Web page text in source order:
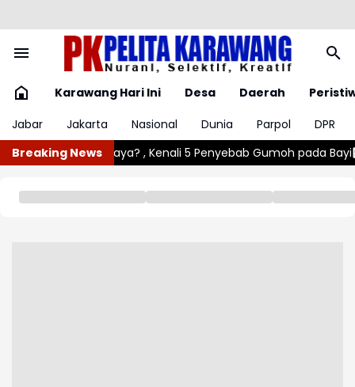
Karawang Hari Ini Desa Daerah
Jabar
Jakarta Nasional Dunia Parpol
DPR
Breaking NewsGumoh pada Bayi Angin Kencang Rusak Lima